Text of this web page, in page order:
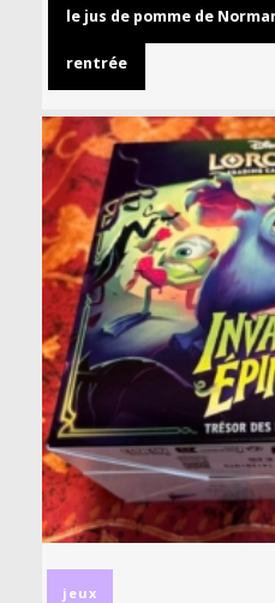
le jus de pomme de
rentrée
jeux